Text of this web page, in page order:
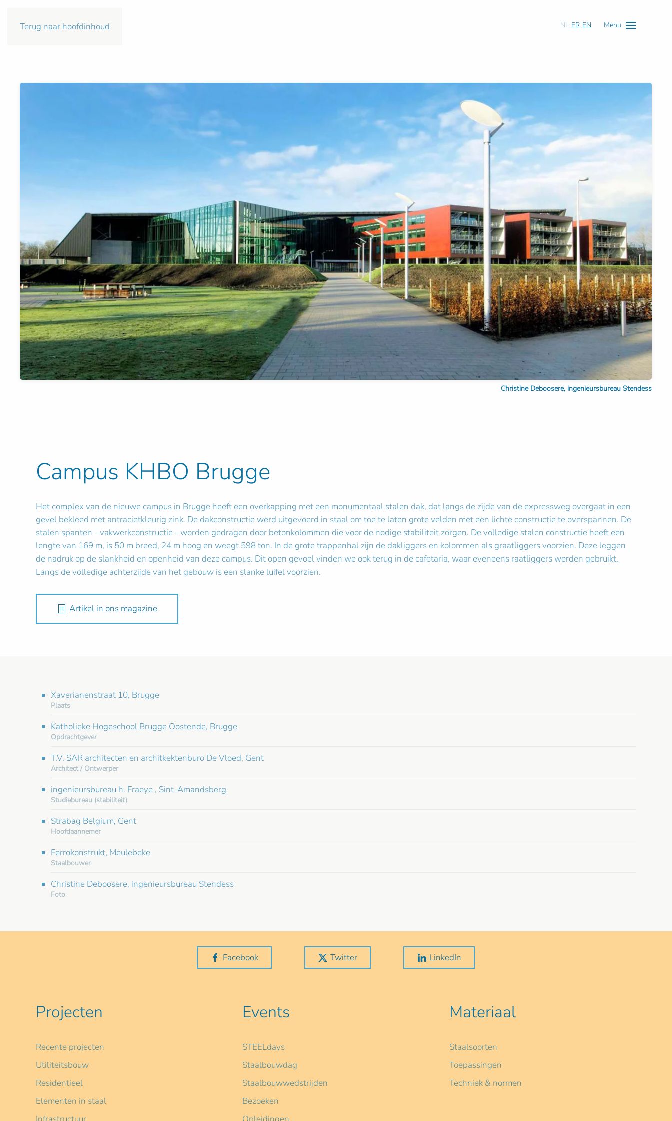
Terug naar hoofdinhoud NL FR EN Menu
Christine Deboosere, ingenieursbureau Stendess
Campus KHBO Brugge
Het complex van de nieuwe campus in Brugge heeft een overkapping met een monumentaal stalen dak, dat langs de zijde van de expressweg overgaat in een
gevel bekleed met antracietkleurig zink. De dakconstructie werd uitgevoerd in staal om toe te laten grote velden met een lichte constructie te overspannen. De
stalen spanten - vakwerkconstructie - worden gedragen door betonkolommen die voor de nodige stabiliteit zorgen. De volledige stalen constructie heeft een
lengte van 169 m, is 50 m breed, 24 m hoog en weegt 598 ton. In de grote trappenhal zijn de dakliggers en kolommen als graatliggers voorzien. Deze leggen
de nadruk op de slankheid en openheid van deze campus. Dit open gevoel vinden we ook terug in de cafetaria, waar eveneens raatliggers werden gebruikt.
Langs de volledige achterzijde van het gebouw is een slanke luifel voorzien.
Artikel in ons magazine
Xaverianenstraat 10, Brugge
Plaats
Katholieke Hogeschool Brugge Oostende, Brugge
Opdrachtgever
T.V. SAR architecten en architkektenburo De Vloed, Gent
Architect / Ontwerper
ingenieursbureau h. Fraeye , Sint-Amandsberg
Studiebureau (stabiliteit)
Strabag Belgium, Gent
Hoofdaannemer
Ferrokonstrukt, Meulebeke
Staalbouwer
Christine Deboosere, ingenieursbureau Stendess
Foto
Facebook Twitter LinkedIn
Projecten
Recente projecten
Utiliteitsbouw
Residentieel
Elementen in staal
Events
STEELdays
Staalbouwdag
Staalbouwwedstrijden
Bezoeken
Materiaal
Staalsoorten
Toepassingen
Techniek & normen